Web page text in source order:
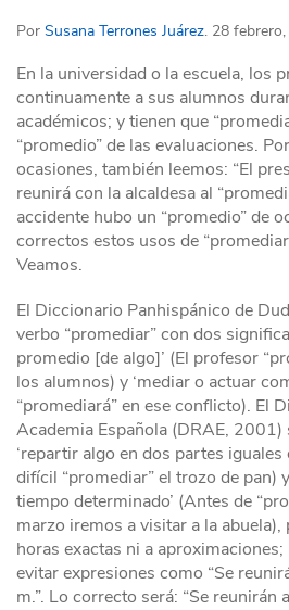
Por Susana Terrones Juárez. 28
En la universidad o la escuela, los
continuamente a sus alumnos
académicos; y tienen que
“promedio” de las evaluaciones.
ocasiones, también leemos: “El
reunirá con la alcaldesa al
accidente hubo un “promedio” de
correctos estos usos de
Veamos.
El Diccionario Panhispánico de
verbo “promediar” con dos
promedio [de algo]’ (El profesor
los alumnos) y ‘mediar o actuar
“promediará” en ese conflicto). El
Academia Española (DRAE, 2001)
‘repartir algo en dos partes iguales
difícil “promediar” el trozo de pan)
tiempo determinado’ (Antes de
marzo iremos a visitar a la abuela),
horas exactas ni a
evitar expresiones como “Se
m.”. Lo correcto será: “Se reunirán